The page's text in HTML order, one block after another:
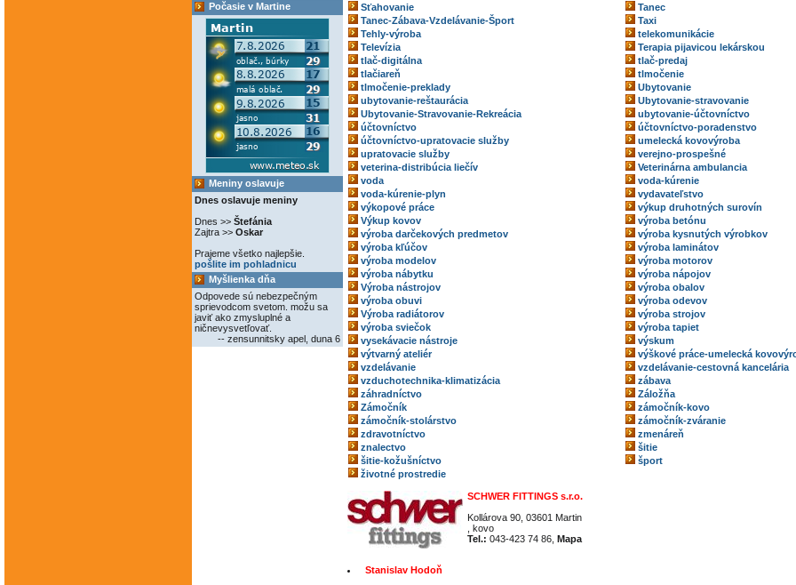
Počasie v Martine
Meniny oslavuje
Dnes oslavuje meniny
Dnes >> Štefánia
Zajtra >> Oskar
Prajeme všetko najlepšie.
pošlite im pohladnicu
Myšlienka dňa
Odpovede sú nebezpečným
sprievodcom svetom. možu sa
javiť ako zmysluplné a
ničnevysvetľovať.
-- zensunnitsky apel, duna 6
Sťahovanie
Tanec
Tanec-Zábava-Vzdelávanie-Šport
Taxi
Tehly-výroba
telekomunikácie
Televízia
Terapia pijavicou lekárskou
tlač-digitálna
tlač-predaj
tlačiareň
tlmočenie
tlmočenie-preklady
Ubytovanie
ubytovanie-reštaurácia
Ubytovanie-stravovanie
Ubytovanie-Stravovanie-Rekreácia
ubytovanie-účtovníctvo
účtovníctvo
účtovníctvo-poradenstvo
účtovníctvo-upratovacie služby
umelecká kovovýroba
upratovacie služby
verejno-prospešné
veterina-distribúcia liečív
Veterinárna ambulancia
voda
voda-kúrenie
voda-kúrenie-plyn
vydavateľstvo
výkopové práce
výkup druhotných surovín
Výkup kovov
výroba betónu
výroba darčekových predmetov
výroba kysnutých výrobkov
výroba kľúčov
výroba laminátov
výroba modelov
výroba motorov
výroba nábytku
výroba nápojov
Výroba nástrojov
výroba obalov
výroba obuvi
výroba odevov
Výroba radiátorov
výroba strojov
výroba sviečok
výroba tapiet
vysekávacie nástroje
výskum
výtvarný ateliér
výškové práce-umelecká
vzdelávanie
vzdelávanie-cestovná kancelária
vzduchotechnika-klimatizácia
zábava
záhradníctvo
Záložňa
Zámočník
zámočník-kovo
zámočník-stolárstvo
zámočník-zváranie
zdravotníctvo
zmenáreň
znalectvo
šitie
šitie-kožušníctvo
šport
životné prostredie
SCHWER FITTINGS s.r.o.
Kollárova 90, 03601 Martin
, kovo
Tel.: 043-423 74 86, Mapa
Stanislav Hodoň